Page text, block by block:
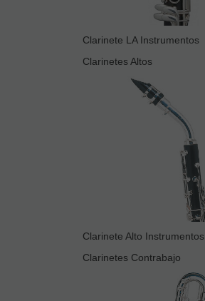
Clarinete LA Instrumentos
Clarinetes Altos
Clarinete Alto Instrumentos
Clarinetes Contrabajo